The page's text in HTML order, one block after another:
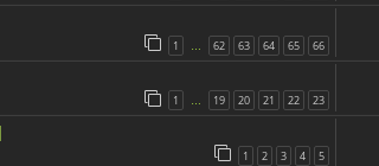
1 62 63 64 65 66
1 … 19 20 21 22 23
1 2 3 4 5